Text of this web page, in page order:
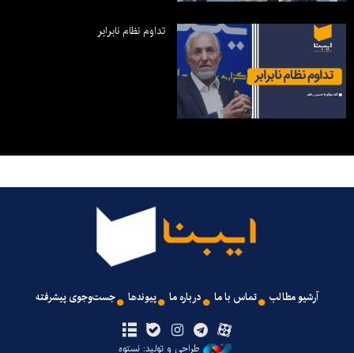
تداوم نظام نابرابر
آرشیو مطالب تماس با ما درباره ما پیوندها جست‌وجوی پیشرفته
طراحی و تولید: نستوه